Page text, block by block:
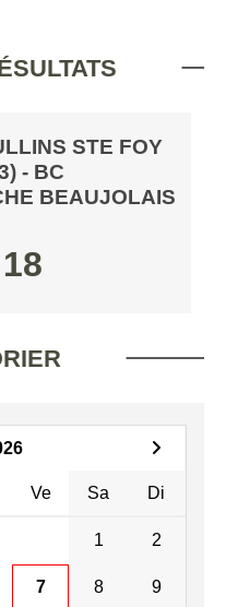
STE FOY
- BC
BEAUJOLAIS
18
Ve Sa Di
1 2
7 8 9